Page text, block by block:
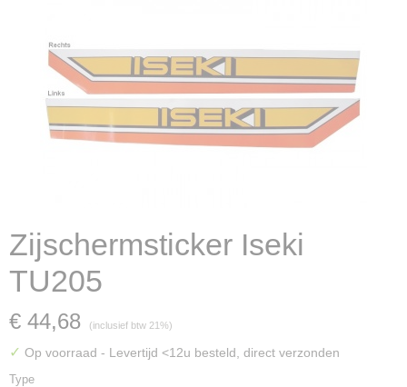
Zijschermsticker Iseki
TU205
€ 44,68 (inclusief btw 21%)
✓ Op voorraad - Levertijd <12u besteld, direct verzonden
Type